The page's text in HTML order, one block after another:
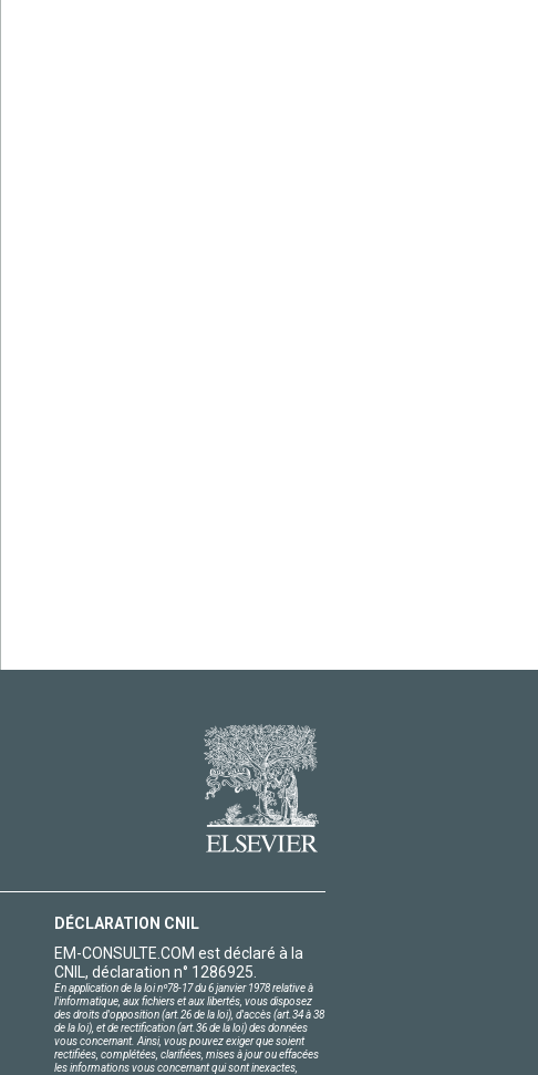
DÉCLARATION CNIL
EM-CONSULTE.COM est déclaré à la
CNIL, déclaration n° 1286925.
En application de la loi nº78-17 du 6 janvier 1978 relative à
l'informatique, aux fichiers et aux libertés, vous disposez
des droits d'opposition (art.26 de la loi), d'accès (art.34 à 38
de la loi), et de rectification (art.36 de la loi) des données
vous concernant. Ainsi, vous pouvez exiger que soient
rectifiées, complétées, clarifiées, mises à jour ou effacées
les informations vous concernant qui sont inexactes,